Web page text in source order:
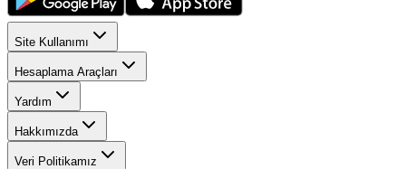
Site Kullanımı
Hesaplama Araçları
Yardım
Hakkımızda
Veri Politikamız